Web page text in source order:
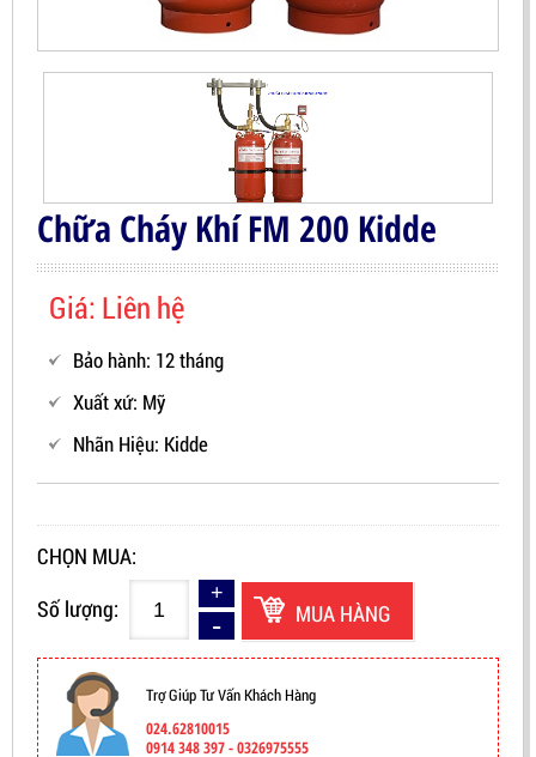
Chữa Cháy Khí FM 200 Kidde
Giá: Liên hệ
Bảo hành: 12 tháng
Xuất xứ: Mỹ
Nhãn Hiệu: Kidde
CHỌN MUA:
Số lượng:
MUA HÀNG
Trợ Giúp Tư Vấn Khách Hàng
024.62810015
0914 348 397 - 0326975555